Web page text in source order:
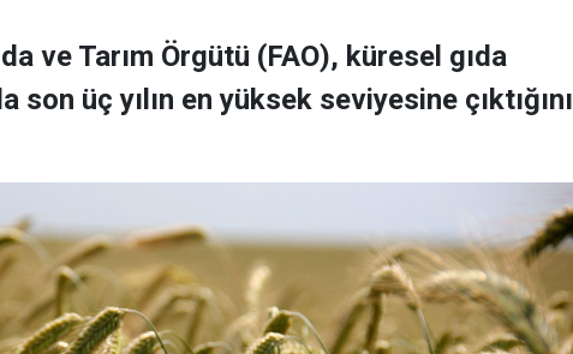
ve Tarım Örgütü (FAO), küresel gıda
son üç yılın en yüksek seviyesine çıktığını